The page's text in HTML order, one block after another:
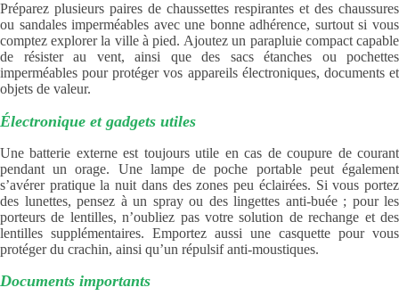
Préparez plusieurs paires de chaussettes respirantes et des chaussures
ou sandales imperméables avec une bonne adhérence, surtout si vous
comptez explorer la ville à pied. Ajoutez un parapluie compact capable
de résister au vent, ainsi que des sacs étanches ou pochettes
imperméables pour protéger vos appareils électroniques, documents et
objets de valeur.
Électronique et gadgets utiles
Une batterie externe est toujours utile en cas de coupure de courant
pendant un orage. Une lampe de poche portable peut également
s’avérer pratique la nuit dans des zones peu éclairées. Si vous portez
des lunettes, pensez à un spray ou des lingettes anti-buée ; pour les
porteurs de lentilles, n’oubliez pas votre solution de rechange et des
lentilles supplémentaires. Emportez aussi une casquette pour vous
protéger du crachin, ainsi qu’un répulsif anti-moustiques.
Documents importants